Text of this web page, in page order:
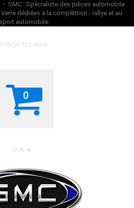
CONTACTEZ-NOUS
0
EUR